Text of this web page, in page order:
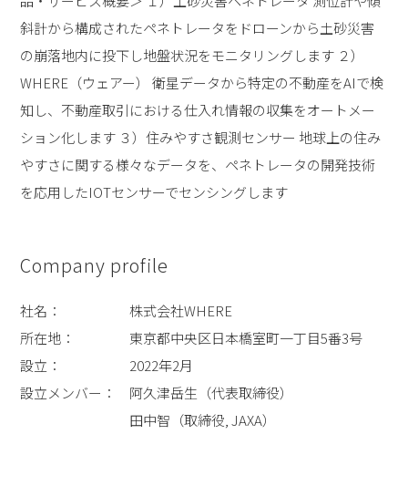
斜計から構成されたペネトレータをドローンから土砂災害
の崩落地内に投下し地盤状況をモニタリングします ２）
WHERE（ウェアー） 衛星データから特定の不動産をAIで検
知し、不動産取引における仕入れ情報の収集をオートメー
ション化します ３）住みやすさ観測センサー 地球上の住み
やすさに関する様々なデータを、ペネトレータの開発技術
を応用したIOTセンサーでセンシングします
Company profile
社名： 株式会社WHERE
所在地： 東京都中央区日本橋室町一丁目5番3号
設立： 2022年2月
設立メンバー： 阿久津岳生（代表取締役）
田中智（取締役, JAXA）